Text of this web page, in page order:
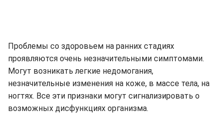
Проблемы со здоровьем на ранних стадиях
проявляются очень незначительными симптомами.
Могут возникать легкие недомогания,
незначительные изменения на коже, в массе тела, на
ногтях. Все эти признаки могут сигнализировать о
возможных дисфункциях организма.